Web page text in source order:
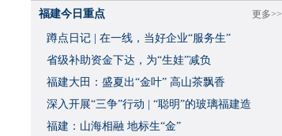
更多>>
福建今日重点
蹲点日记 | 在一线，当好企业“服务生”
省级补助资金下达，为“生娃”减负
福建大田：盛夏出“金叶” 高山茶飘香
深入开展“三争”行动 | “聪明”的玻璃福建造
福建：山海相融 地标生“金”